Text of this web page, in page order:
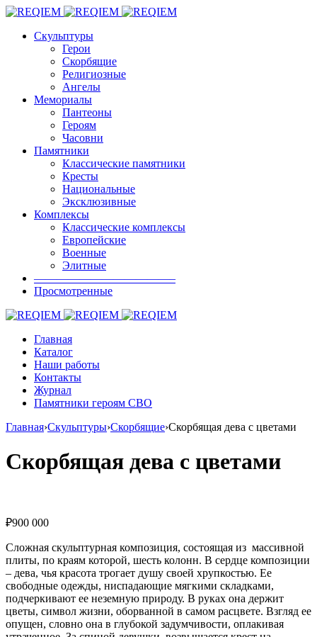
Скульптуры
Герои
Скорбящие
Религиозные
Ангелы
Мемориалы
Пантеоны
Героям
Часовни
Памятники
Классические памятники
Кресты
Национальные
Эксклюзивные
Комплексы
Классические комплексы
Европейские
Военные
Элитные
————————————–
Просмотренные
Главная
Каталог
Наши работы
Контакты
Журнал
Памятники героям СВО
Главная›Скульптуры›Скорбящие›Скорбящая дева с цветами
Скорбящая дева с цветами
₽900 000
Сложная скульптурная композиция, состоящая из массивной
плиты, по краям которой, шесть колонн. В сердце композиции
– дева, чья красота трогает душу своей хрупкостью. Ее
свободные одежды, ниспадающие мягкими складками,
подчеркивают ее неземную природу. В руках она держит
цветы, символ жизни, оборванной в самом расцвете. Взгляд ее
опущен, словно она в глубокой задумчивости, оплакивая